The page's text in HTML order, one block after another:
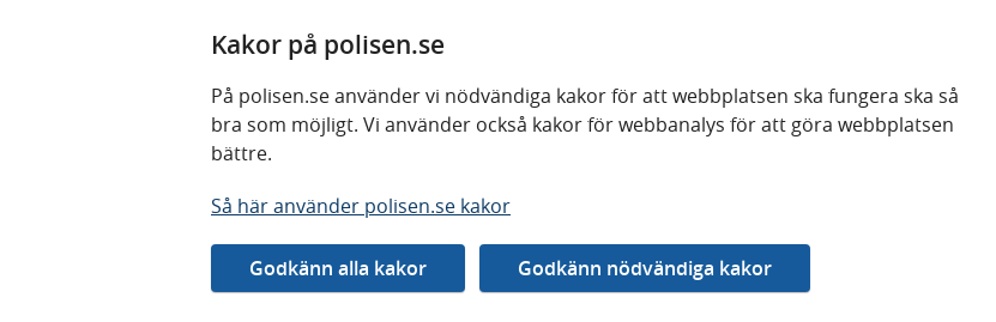
Kakor på polisen.se
På polisen.se använder vi nödvändiga kakor för att webbplatsen ska fungera ska så
bra som möjligt. Vi använder också kakor för webbanalys för att göra webbplatsen
bättre.
Så här använder polisen.se kakor